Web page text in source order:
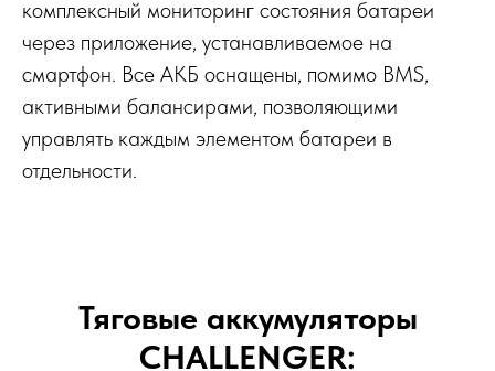
комплексный мониторинг состояния батареи
через приложение, устанавливаемое на
смартфон. Все АКБ оснащены, помимо BMS,
активными балансирами, позволяющими
управлять каждым элементом батареи в
отдельности.
Тяговые аккумуляторы
CHALLENGER: